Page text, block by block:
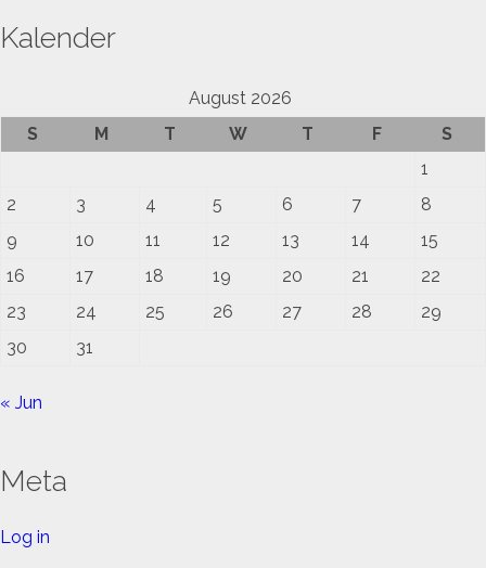
Kalender
August 2026
S
M T W T F
S
1
2
3 4 5 6 7
8
9
10 11 12 13 14
15
16
17 18 19 20 21
22
23
24 25 26 27 28
29
30
31
« Jun
Meta
Log in